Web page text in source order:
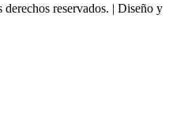
reservados. | Diseño y